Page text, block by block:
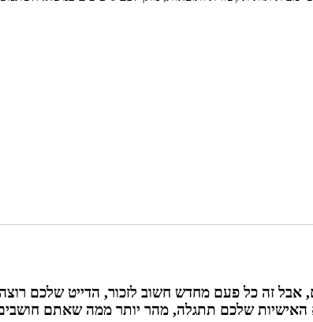
זה כל פעם מחדש חשוב לזכור, הדייט שלכם
האישיות שלכם תתגלה, מהר יותר ממה שאתם